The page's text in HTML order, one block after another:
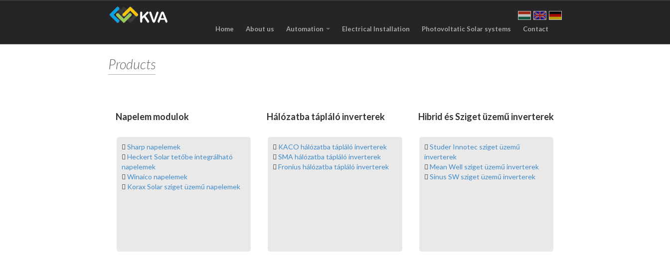
Home About us Automation Electrical Installation Photovoltatic Solar systems Contact
Products
Napelem modulok
Sharp napelemek
Heckert Solar tetőbe integrálható
napelemek
Winaico napelemek
Korax Solar sziget üzemű napelemek
Hálózatba tápláló inverterek
KACO hálózatba tápláló inverterek
SMA hálózatba tápláló inverterek
Fronius hálózatba tápláló inverterek
Hibrid és Sziget üzemű inverterek
Studer Innotec sziget üzemű
inverterek
Mean Well sziget üzemű inverterek
Sinus SW sziget üzemű inverterek